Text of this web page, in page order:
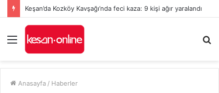
Keşan’da Kozköy Kavşağı’nda feci kaza: 9 kişi ağır yaralandı
Menü
...
Anasayfa / Haberler